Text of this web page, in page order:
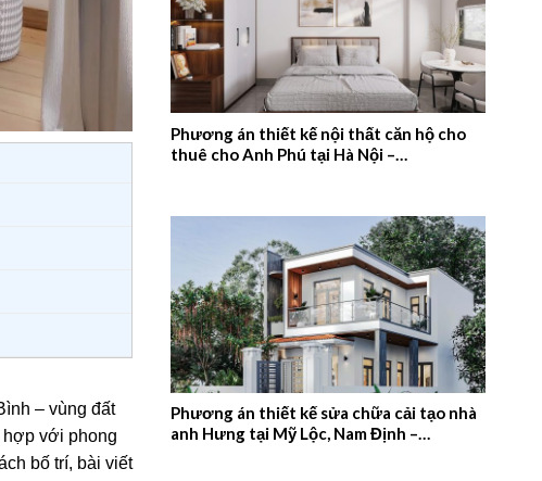
– vùng đất
hợp với phong
bố trí, bài viết
Phương án thiết kế nội thất căn hộ cho
thuê cho Anh Phú tại Hà Nội –
Phương án thiết kế sửa chữa cải tạo nhà
anh Hưng tại Mỹ Lộc, Nam Định –